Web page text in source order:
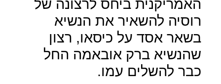
האמריקנית ביחס לרצונה של
רוסיה להשאיר את הנשיא
בשאר אסד על כיסאו, רצון
שהנשיא ברק אובאמה החל
כבר להשלים עמו.